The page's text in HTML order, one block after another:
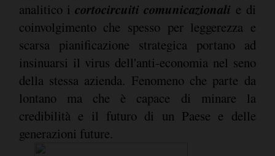
analitico i cortocircuiti comunicazionali e di
coinvolgimento che spesso per leggerezza e
scarsa pianificazione strategica portano ad
insinuarsi il virus dell'anti-economia nel seno
della stessa azienda. Fenomeno che parte da
lontano ma che è capace di minare la
credibilità e il futuro di un Paese e delle
generazioni future.